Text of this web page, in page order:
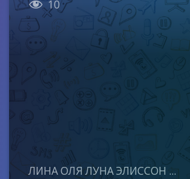
 10
ЛИНА ОЛЯ ЛУНА ЭЛИССОН ...